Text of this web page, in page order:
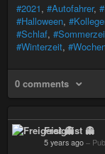
#2021, #Autofahrer,
#Halloween,
#Schlaf,
#Winterzeit,
0 comments
Freigeist 👻
5 years ago –